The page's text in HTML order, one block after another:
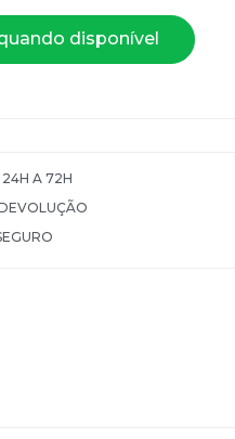
disponível
24H A 72H